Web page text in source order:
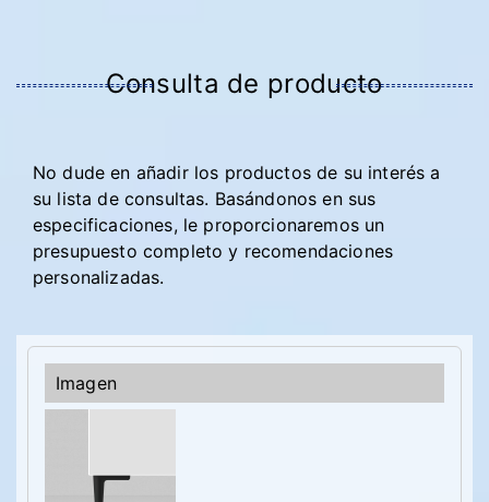
Consulta de producto
No dude en añadir los productos de su interés a
su lista de consultas. Basándonos en sus
especificaciones, le proporcionaremos un
presupuesto completo y recomendaciones
personalizadas.